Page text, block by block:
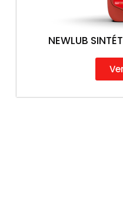
NEWLUB